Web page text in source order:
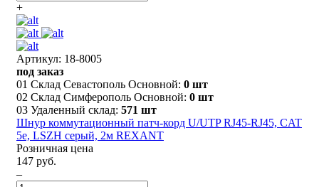
+
Артикул: 18-8005
под заказ
01 Склад Севастополь Основной: 0 шт
02 Склад Симферополь Основной: 0 шт
03 Удаленный склад: 571 шт
Шнур коммутационный патч-корд U/UTP RJ45-RJ45, CAT
5e, LSZH серый, 2м REXANT
Розничная цена
147 руб.
–